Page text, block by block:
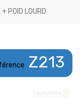
POID LOURD
Z213